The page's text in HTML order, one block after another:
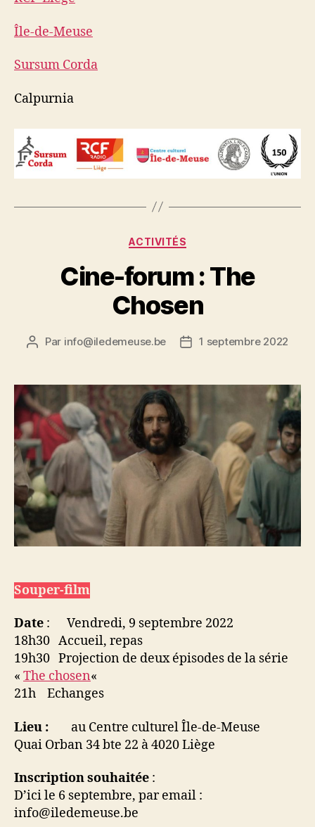
Île-de-Meuse
Sursum Corda
Calpurnia
Catégories
ACTIVITÉS
Cine-forum : The
Chosen
Auteur
Par info@iledemeuse.be
Date1 septembre 2022
Souper-film
Date : Vendredi, 9 septembre 2022
18h30 Accueil, repas
19h30 Projection de deux épisodes de la série
« The chosen«
21h Echanges
Lieu : au Centre culturel Île-de-Meuse
Quai Orban 34 bte 22 à 4020 Liège
Inscription souhaitée :
D’ici le 6 septembre, par email :
info@iledemeuse.be